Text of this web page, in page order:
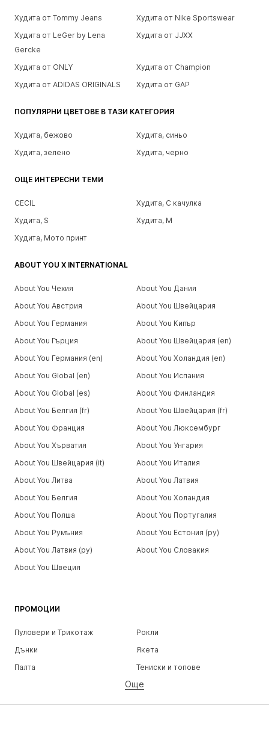
ПРОМОЦИИ
Пуловери и Трикотаж
Рокли
Дънки
Якета
Палта
Тениски и топове
Бельо
Още
Худита от Tommy Jeans
Худита от Nike Sportswear
Худита от LeGer by Lena
Gercke
Худита от JJXX
Худита от ONLY
Худита от Champion
Худита от ADIDAS ORIGINALS
Худита от GAP
ПОПУЛЯРНИ ЦВЕТОВЕ В ТАЗИ КАТЕГОРИЯ
Худита, бежово
Худита, синьо
Худита, зелено
Худита, черно
ОЩЕ ИНТЕРЕСНИ ТЕМИ
CECIL
Худита, С качулка
Худита, S
Худита, M
Худита, Мото принт
ABOUT YOU X INTERNATIONAL
About You Чехия
About You Дания
About You Австрия
About You Швейцария
About You Германия
About You Кипър
About You Гърция
About You Швейцария (en)
About You Германия (en)
About You Холандия (en)
About You Global (en)
About You Испания
About You Global (es)
About You Финландия
About You Белгия (fr)
About You Швейцария (fr)
About You Франция
About You Люксембург
About You Хърватия
About You Унгария
About You Швейцария (it)
About You Италия
About You Литва
About You Латвия
About You Белгия
About You Холандия
About You Полша
About You Португалия
About You Румъния
About You Естония (ру)
About You Латвия (ру)
About You Словакия
About You Швеция